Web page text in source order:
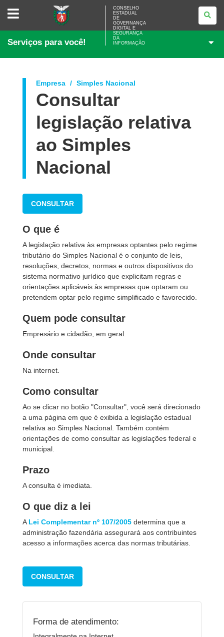
CONSELHO
ESTADUAL
GOVERNANÇA
E
DA
CONSELHO
ESTADUAL
DE
GOVERNANÇA
DIGITAL E
SEGURANÇA
DA
INFORMAÇÃO
Serviços para você!
Empresa Simples Nacional
Consultar
legislação relativa
ao Simples
Nacional
CONSULTAR
O que é
A legislação relativa às empresas optantes pelo regime
tributário do Simples Nacional é o conjunto de leis,
resoluções, decretos, normas e outros dispositivos do
sistema normativo jurídico que explicitam regras e
orientações aplicáveis às empresas que optaram ou
pretendem optar pelo regime simplificado e favorecido.
Quem pode consultar
Empresário e cidadão, em geral.
Onde consultar
Na internet.
Como consultar
Ao se clicar no botão "Consultar", você será direcionado
a uma página em que é exibida a legislação estadual
relativa ao Simples Nacional. Também contém
orientações de como consultar as legislações federal e
municipal.
Prazo
A consulta é imediata.
O que diz a lei
A Lei Complementar nº 107/2005 determina que a
administração fazendária assegurará aos contribuintes
acesso a informações acerca das normas tributárias.
CONSULTAR
Forma de atendimento: